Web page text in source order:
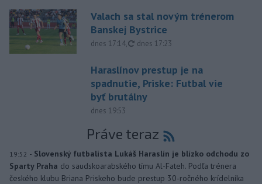
Valach sa stal novým trénerom
Banskej Bystrice
dnes 17:14, aktualizované
dnes 17:23
Haraslínov prestup je na
spadnutie, Priske: Futbal vie
byť brutálny
dnes 19:53
Práve teraz
19:52 - Slovenský futbalista Lukáš Haraslín je blízko odchodu zo
Sparty Praha do saudskoarabského tímu Al-Fateh. Podľa trénera
českého klubu Briana Priskeho bude prestup 30-ročného krídelníka